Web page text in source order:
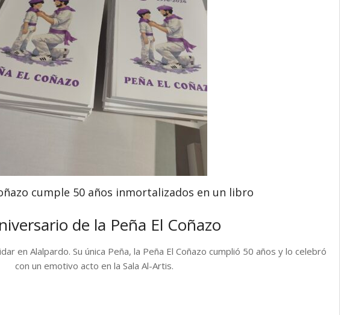
cumple 50 años inmortalizados en un libro
de la Peña El Coñazo
en Alalpardo. Su única Peña, la Peña El Coñazo cumplió 50 años y lo celebró
con un emotivo acto en la Sala Al-Artis.